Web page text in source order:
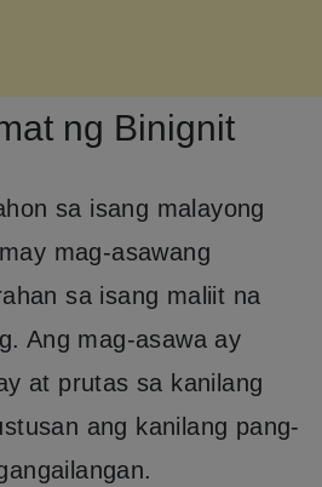
ng Binignit
sa isang malayong
mag-asawang
sa isang maliit na
Ang mag-asawa ay
at prutas sa kanilang
ang kanilang pang-